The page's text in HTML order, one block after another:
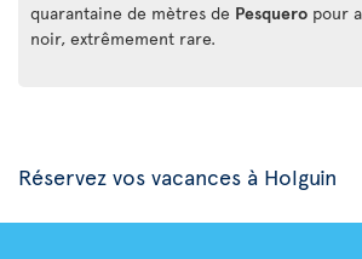
quarantaine de mètres de Pesquero pour
noir, extrêmement rare.
Réservez vos vacances à Holguin